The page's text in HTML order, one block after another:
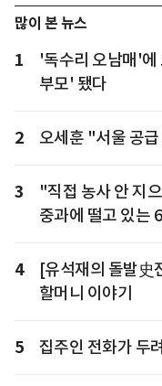
많이 본 뉴스
1
'독수리 오남매'에
부모' 됐다
2 오세훈 "서울 공
3
"직접 농사 안 지
중과에 떨고 있는
4
[유석재의 돌발史
할머니 이야기
5 집주인 전화가 두